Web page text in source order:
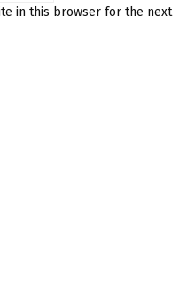
in this browser for the next